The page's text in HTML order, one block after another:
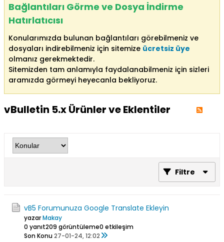
Bağlantıları Görme ve Dosya İndirme
Hatırlatıcısı
Konularımızda bulunan bağlantıları görebilmeniz ve
dosyaları indirebilmeniz için sitemize ücretsiz üye
olmanız gerekmektedir.
Sitemizden tam anlamıyla faydalanabilmeniz için sizleri
aramızda görmeyi heyecanla bekliyoruz.
vBulletin 5.x Ürünler ve Eklentiler
Filtre
vB5 Forumunuza Google Translate Ekleyin
yazarMakay
0 yanıt209 görüntüleme0 etkileşim
Son Konu27-01-24, 12:02